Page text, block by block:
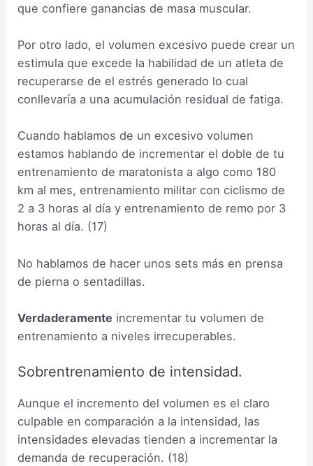
que confiere ganancias de masa muscular.
Por otro lado, el volumen excesivo puede crear un
estimula que excede la habilidad de un atleta de
recuperarse de el estrés generado lo cual
conllevaría a una acumulación residual de fatiga.
Cuando hablamos de un excesivo volumen
estamos hablando de incrementar el doble de tu
entrenamiento de maratonista a algo como 180
km al mes, entrenamiento militar con ciclismo de
2 a 3 horas al día y entrenamiento de remo por 3
horas al día. (17)
No hablamos de hacer unos sets más en prensa
de pierna o sentadillas.
Verdaderamente incrementar tu volumen de
entrenamiento a niveles irrecuperables.
Sobrentrenamiento de intensidad.
Aunque el incremento del volumen es el claro
culpable en comparación a la intensidad, las
intensidades elevadas tienden a incrementar la
demanda de recuperación. (18)